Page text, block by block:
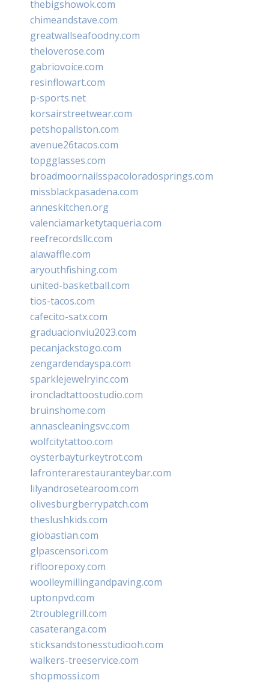
thebigshowok.com
chimeandstave.com
greatwallseafoodny.com
theloverose.com
gabriovoice.com
resinflowart.com
p-sports.net
korsairstreetwear.com
petshopallston.com
avenue26tacos.com
topgglasses.com
broadmoornailsspacoloradosprings.com
missblackpasadena.com
anneskitchen.org
valenciamarketytaqueria.com
reefrecordsllc.com
alawaffle.com
aryouthfishing.com
united-basketball.com
tios-tacos.com
cafecito-satx.com
graduacionviu2023.com
pecanjackstogo.com
zengardendayspa.com
sparklejewelryinc.com
ironcladtattoostudio.com
bruinshome.com
annascleaningsvc.com
wolfcitytattoo.com
oysterbayturkeytrot.com
lafronterarestauranteybar.com
lilyandrosetearoom.com
olivesburgberrypatch.com
theslushkids.com
giobastian.com
glpascensori.com
rifloorepoxy.com
woolleymillingandpaving.com
uptonpvd.com
2troublegrill.com
casateranga.com
sticksandstonesstudiooh.com
walkers-treeservice.com
shopmossi.com